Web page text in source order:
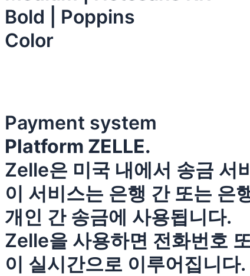
Bold | Poppins
Color
Payment system
Platform ZELLE.
Zelle은 미국 내에서 송금 서
이 서비스는 은행 간 또는 은
개인 간 송금에 사용됩니다.
Zelle을 사용하면 전화번호
이 실시간으로 이루어집니다.